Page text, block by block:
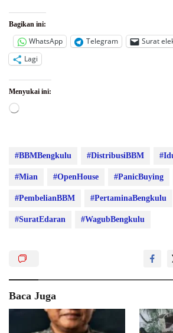
Bagikan ini:
WhatsApp Telegram Surat
Lagi
Menyukai ini:
Memuat...
#BBMBengkulu #DistribusiBBM
#Mian #OpenHouse #PanicBuying
#PembelianBBM #PertaminaBengkulu
#SuratEdaran #WagubBengkulu
Baca Juga